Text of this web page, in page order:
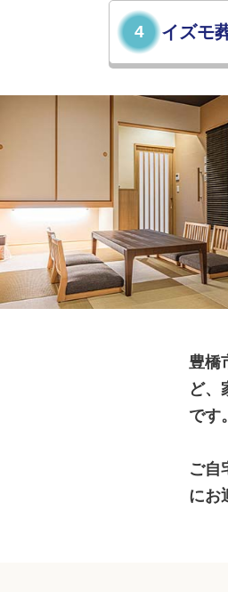
4 イズモ
豊橋
ど、
です。
ご自
にお